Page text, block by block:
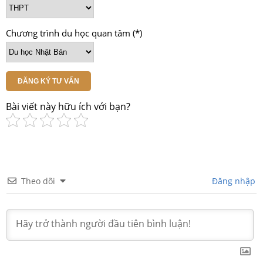
Chương trình du học quan tâm (*)
ĐĂNG KÝ TƯ VẤN
Bài viết này hữu ích với bạn?
Theo dõi Đăng nhập